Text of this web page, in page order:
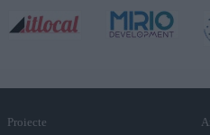
Proiecte